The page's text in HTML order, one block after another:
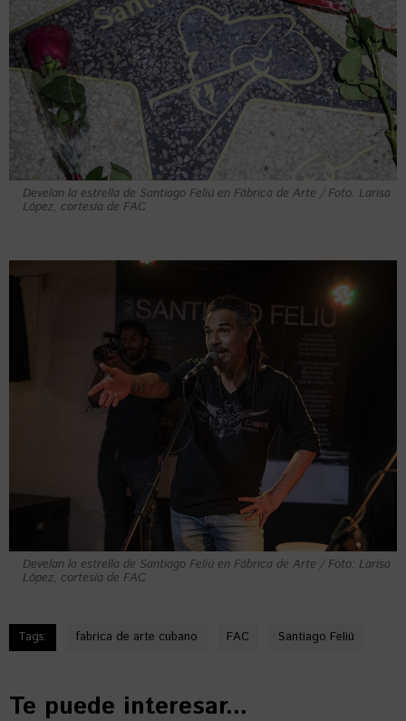
Develan la estrella de Santiago Feliú en Fábrica de Arte / Foto: Larisa
López, cortesía de FAC
Develan la estrella de Santiago Feliú en Fábrica de Arte / Foto: Larisa
López, cortesía de FAC
Tags: fabrica de arte cubano FAC Santiago Feliú
Te puede interesar...